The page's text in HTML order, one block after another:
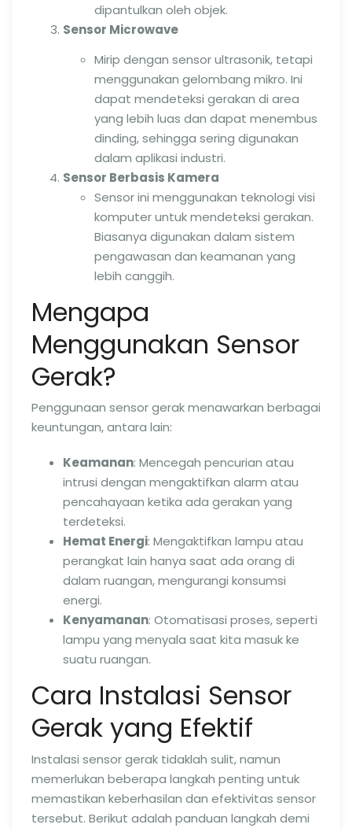
dipantulkan oleh objek.
Sensor Microwave
Mirip dengan sensor ultrasonik, tetapi
menggunakan gelombang mikro. Ini
dapat mendeteksi gerakan di area
yang lebih luas dan dapat menembus
dinding, sehingga sering digunakan
dalam aplikasi industri.
Sensor Berbasis Kamera
Sensor ini menggunakan teknologi visi
komputer untuk mendeteksi gerakan.
Biasanya digunakan dalam sistem
pengawasan dan keamanan yang
lebih canggih.
Mengapa
Menggunakan Sensor
Gerak?
Penggunaan sensor gerak menawarkan berbagai
keuntungan, antara lain:
Keamanan: Mencegah pencurian atau
intrusi dengan mengaktifkan alarm atau
pencahayaan ketika ada gerakan yang
terdeteksi.
Hemat Energi: Mengaktifkan lampu atau
perangkat lain hanya saat ada orang di
dalam ruangan, mengurangi konsumsi
energi.
Kenyamanan: Otomatisasi proses, seperti
lampu yang menyala saat kita masuk ke
suatu ruangan.
Cara Instalasi Sensor
Gerak yang Efektif
Instalasi sensor gerak tidaklah sulit, namun
memerlukan beberapa langkah penting untuk
memastikan keberhasilan dan efektivitas sensor
tersebut. Berikut adalah panduan langkah demi